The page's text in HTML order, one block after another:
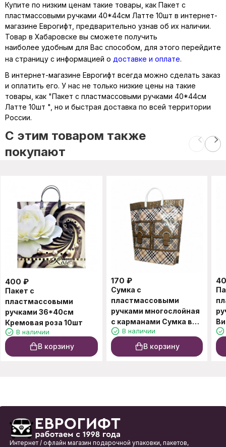
Купите по низким ценам такие товары, как Пакет с
пластмассовыми ручками 40*44см Латте 10шт в интернет-
магазине Еврогифт, предварительно узнав об их наличии.
Товар в Хабаровске вы сможете получить
наиболее удобным для Вас способом, для этого перейдите
на страницу с информацией о доставке и оплате.
В интернет-магазине Еврогифт всегда можно сделать заказ
и оплатить его. У нас не только низкие цены на такие
товары, как "Пакет с пластмассовыми ручками 40*44см
Латте 10шт ", но и быстрая доставка по всей территории
России.
C этим товаром также
покупают
400 ₽
Пакет с
пластмассовыми
ручками 36*40см
Кремовая роза 10шт
В наличии
В корзину
170 ₽
Сумка с
пластмассовыми
ручками многослойная
с карманами Сумка в
клетку 37*37см
В наличии
В корзину
Интернет / офлайн магазин подарочной упаковки, пакетов,